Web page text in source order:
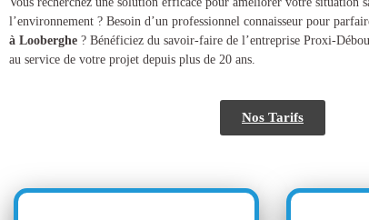
l’environnement ? Besoin d’un professionnel connaisseur pour
à Looberghe ? Bénéficiez du savoir-faire de l’entreprise Proxi-
au service de votre projet depuis plus de 20 ans.
Nos Tarifs